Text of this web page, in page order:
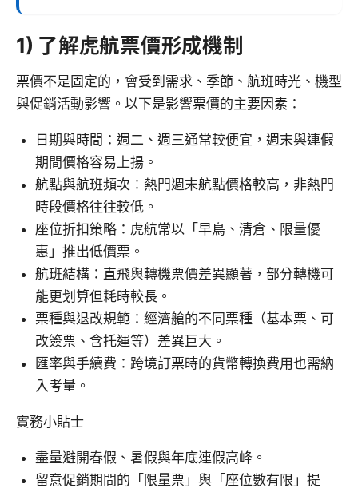
1) 了解虎航票價形成機制
票價不是固定的，會受到需求、季節、航班時光、機型
與促銷活動影響。以下是影響票價的主要因素：
日期與時間：週二、週三通常較便宜，週末與連假
期間價格容易上揚。
航點與航班頻次：熱門週末航點價格較高，非熱門
時段價格往往較低。
座位折扣策略：虎航常以「早鳥、清倉、限量優
惠」推出低價票。
航班結構：直飛與轉機票價差異顯著，部分轉機可
能更划算但耗時較長。
票種與退改規範：經濟艙的不同票種（基本票、可
改簽票、含托運等）差異巨大。
匯率與手續費：跨境訂票時的貨幣轉換費用也需納
入考量。
實務小貼士
盡量避開春假、暑假與年底連假高峰。
留意促銷期間的「限量票」與「座位數有限」提